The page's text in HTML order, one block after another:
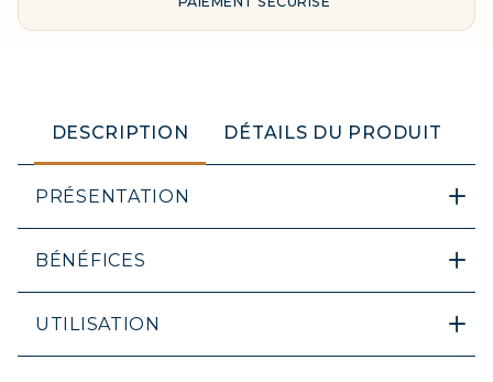
COVÉLINE, SÉRUM EXPERT
DESCRIPTION DÉTAILS DU PRODUIT
PRÉSENTATION
BÉNÉFICES
UTILISATION